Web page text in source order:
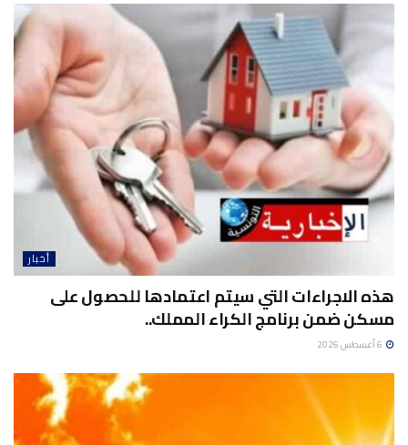
أخبار
هذه الاجراءات التي سيتم اعتمادها للحصول على
مسكن ضمن برنامج الكراء المملك..